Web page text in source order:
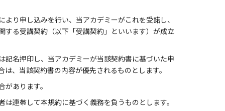
り申し込みを行い、当アカデミーがこれを受諾し、
る受講契約（以下「受講契約」といいます）が成立
名押印し、当アカデミーが当該契約書に基づいた申
、当該契約書の内容が優先されるものとします。
あります。
連帯して本規約に基づく義務を負うものとします。